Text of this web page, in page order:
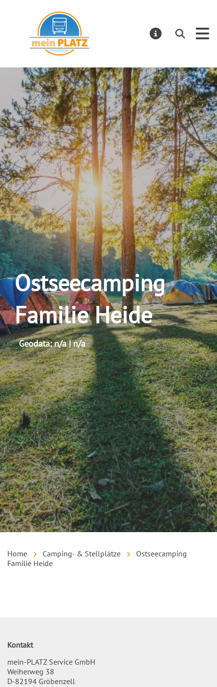
Suchen
Ostseecamping
Familie Heide
Geodata: n/a | n/a
Home Camping- & Stellplätze
Ostseecamping
Familie Heide
Kontakt
mein-PLATZ Service GmbH
Weiherweg 38
D-82194 Gröbenzell